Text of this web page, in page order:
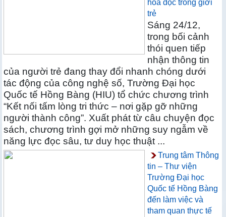
hóa đọc trong giới
trẻ
Sáng 24/12,
trong bối cảnh
thói quen tiếp
nhận thông tin
của người trẻ đang thay đổi nhanh chóng dưới
tác động của công nghệ số, Trường Đại học
Quốc tế Hồng Bàng (HIU) tổ chức chương trình
“Kết nối tấm lòng tri thức – nơi gặp gỡ những
người thành công”. Xuất phát từ câu chuyện đọc
sách, chương trình gợi mở những suy ngẫm về
năng lực đọc sâu, tư duy học thuật ...
Trung tâm Thông
tin – Thư viện
Trường Đại học
Quốc tế Hồng Bàng
đến làm việc và
tham quan thực tế